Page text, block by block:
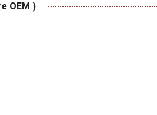
OEM )